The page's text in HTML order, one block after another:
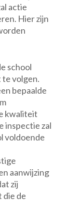
actie
Hier zijn
school
volgen.
bepaalde
kwaliteit
inspectie zal
voldoende
aanwijzing
zij
die de